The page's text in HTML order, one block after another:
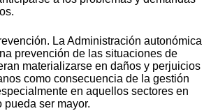
La Administración autonómica
prevención de las situaciones de
materializarse en daños y perjuicios
como consecuencia de la gestión
en aquellos sectores en
pueda ser mayor.